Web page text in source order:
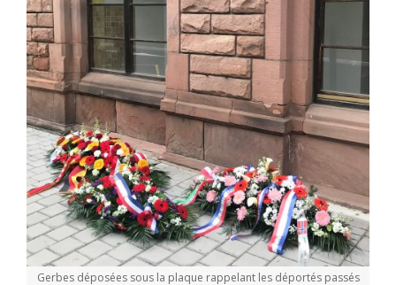
Gerbes déposées sous la plaque rappelant les déportés passés